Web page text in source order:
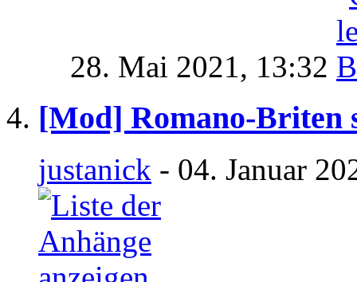
28. Mai 2021, 13:32
[Mod] Romano-Briten
justanick - 04. Januar